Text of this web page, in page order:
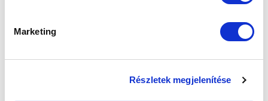
Marketing
Részletek megjelenítése